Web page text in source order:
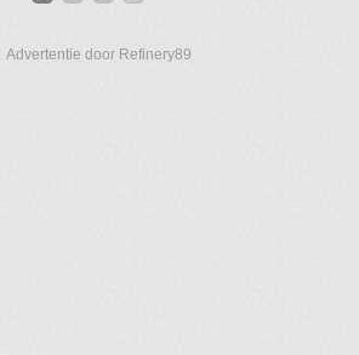
Advertentie door Refinery89